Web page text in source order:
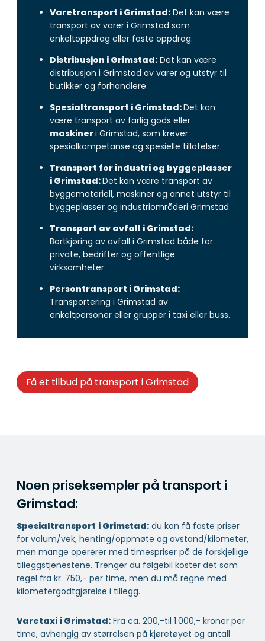
Varetransport i Grimstad: Det kan være
transport av varer i Grimstad som
enkeltoppdrag eller faste oppdrag.
Distribusjon i Grimstad: Det kan være
distribusjon i Grimstad av varer og utstyr til
butikker og forhandlere.
Spesialtransport i Grimstad:Det kan
være transport av farlig gods eller
maskineri Grimstad, som krever
spesialkompetanse og spesielle tillatelser.
Transport for industri og byggeplasser
i Grimstad:Det kan være transport av
byggemateriell, maskiner og annet utstyr til
byggeplasser og industriområderi Grimstad.
Transport av avfall i Grimstad:
Bortkjøring av avfall i Grimstad både for
private, bedrifter og offentlige
virksomheter.
Persontransport i Grimstad:
Transportering i Grimstad av
enkeltpersoner eller grupper i taxi eller buss.
Få et tilbud på transport i Grimstad
Noen priseksempler på transport i
Grimstad:
Spesialtransport i Grimstad: du kan få faste priser
for volum/vek, henting/oppmøte og avstand/kilometer,
men mange opererer med timespriser på de forskjellige
tilleggstjenestene. Trenger du følgebil koster det som
regel fra kr. 750,- per time, men du må regne med
kilometergodtgjørelse i tillegg.
Varetaxi i Grimstad: Fra ca. 200,-til 1.000,- kroner per
time, avhengig av størrelsen på kjøretøyet og antall